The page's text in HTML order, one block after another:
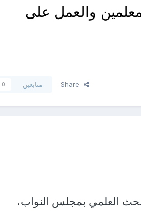
والعمل على
Share متابعين 0
العلمي بمجلس النواب،